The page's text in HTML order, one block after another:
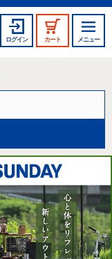
ログイン カート メニュー